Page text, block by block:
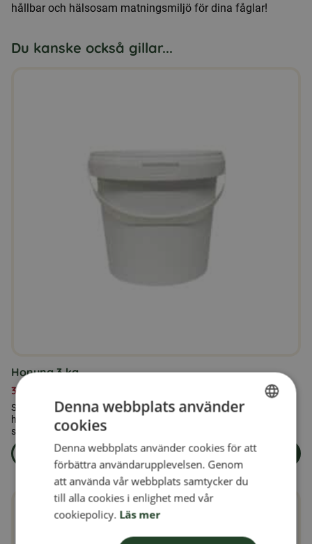
hållbar och hälsosam matningsmiljö för dina fåglar!
Du kanske också gillar...
Honung 3 kg.
399,00
Svensk Honung 3 kg är det perfekta valet för dig som använder
honung regelbundet och vill ha en större förpackning med äkta
svensk kvalitet.
Läs mer
om produkten Honung 3 kg.
Lägg i varukorg
FINNISH
DANISH
Denna webbplats använder
cookies
Denna webbplats använder cookies för att
förbättra användarupplevelsen. Genom
att använda vår webbplats samtycker du
till alla cookies i enlighet med vår
cookiepolicy. Läs mer